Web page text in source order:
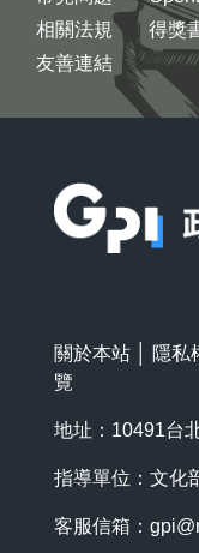
相關法規
友善連結
得獎
關於本站 隱私
覽
地址：10491台
指導單位：文化
客服信箱：